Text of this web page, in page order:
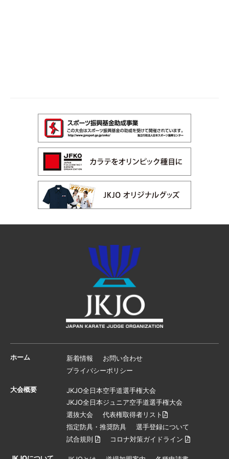
ホーム 新着情報
お問い合わせ
プライバシーポリシー
大会概要
JKJO全日本空手道選手権大会
JKJO全日本ジュニア空手道選手権大会
選抜大会
代表権取得者リスト
指定防具・推奨防具
選手登録について
試合規則
コロナ対策ガイドライン